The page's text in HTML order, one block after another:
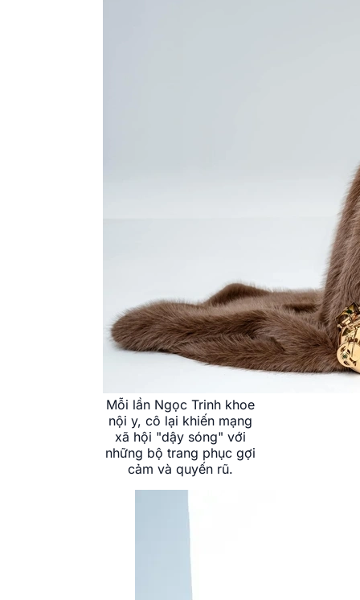
Mỗi lần Ngọc Trinh khoe
nội y, cô lại khiến mạng
xã hội "dậy sóng" với
những bộ trang phục gợi
cảm và quyến rũ.